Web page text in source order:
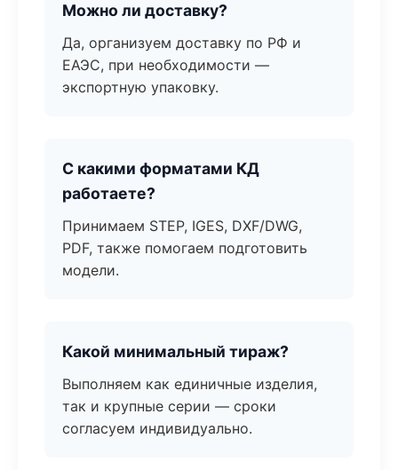
Можно ли доставку?
Да, организуем доставку по РФ и
ЕАЭС, при необходимости —
экспортную упаковку.
С какими форматами КД
работаете?
Принимаем STEP, IGES, DXF/DWG,
PDF, также помогаем подготовить
модели.
Какой минимальный тираж?
Выполняем как единичные изделия,
так и крупные серии — сроки
согласуем индивидуально.